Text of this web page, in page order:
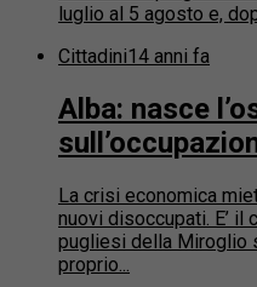
luglio al 5 agosto e,
Cittadini14 anni fa
Alba: nasce
La crisi economica
nuovi disoccupati. E’
pugliesi della Miroglio
proprio...